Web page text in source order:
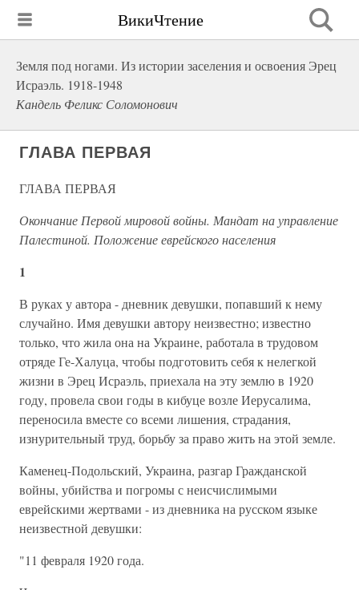
ВикиЧтение
Земля под ногами. Из истории заселения и освоения Эрец
Исраэль. 1918-1948
Кандель Феликс Соломонович
ГЛАВА ПЕРВАЯ
ГЛАВА ПЕРВАЯ
Окончание Первой мировой войны. Мандат на управление
Палестиной. Положение еврейского населения
1
В руках у автора - дневник девушки, попавший к нему
случайно. Имя девушки автору неизвестно; известно
только, что жила она на Украине, работала в трудовом
отряде Ге-Халуца, чтобы подготовить себя к нелегкой
жизни в Эрец Исраэль, приехала на эту землю в 1920
году, провела свои годы в кибуце возле Иерусалима,
переносила вместе со всеми лишения, страдания,
изнурительный труд, борьбу за право жить на этой земле.
Каменец-Подольский, Украина, разгар Гражданской
войны, убийства и погромы с неисчислимыми
еврейскими жертвами - из дневника на русском языке
неизвестной девушки:
"11 февраля 1920 года.